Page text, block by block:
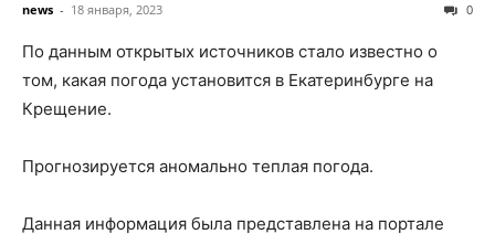
news - 18 января, 2023 0
По данным открытых источников стало известно о
том, какая погода установится в Екатеринбурге на
Крещение.
Прогнозируется аномально теплая погода.
Данная информация была представлена на портале